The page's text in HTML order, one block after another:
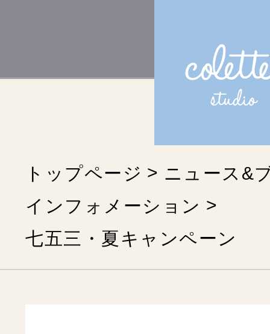
トップページ
ニュース&
インフォメーション
七五三・夏キャンペーン